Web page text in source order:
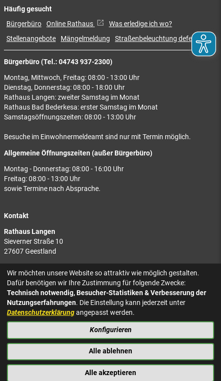
Bürgerbüro (Tel.: 04743 937-2300)
Montag, Mittwoch, Freitag: 08:00 - 13:00 Uhr
Dienstag, Donnerstag: 08:00 - 18:00 Uhr
Rathaus Langen: zweiter Samstag im Monat
Rathaus Bad Bederkesa: erster Samstag im Monat
Samstagsöffnungszeiten: 08:00 - 13:00 Uhr
Besuche im Einwohnermeldeamt sind nur mit Termin möglich.
Allgemeine Öffnungszeiten (außer Bürgerbüro)
Montag - Donnerstag: 08:00 - 16:00 Uhr
Freitag: 08:00 - 13:00 Uhr
sowie Termine nach Absprache.
Kontakt
Rathaus Langen
Sieverner Straße 10
27607 Geestland
Rathaus Bad Bederkesa
Am Markt 8
27624 Geestland
Tel.: 04743 937-2300
Häufig gesucht
Bürgerbüro Online Rathaus
Was erledige ich wo?
Stellenangebote
Mängelmeldung Straßenbeleuchtung defekt
KONTAKT
IMPRESSUM
BARRIEREFREIHEIT
NACH OBEN
Wir möchten unsere Website so attraktiv wie möglich gestalten.
Dafür benötigen wir Ihre Zustimmung für folgende Zwecke:
Technisch notwendig, Besucher-Statistiken & Verbesserung der
Nutzungserfahrungen. Die Einstellung kann jederzeit unter
Datenschutzerklärungangepasst werden.
Konfigurieren
Alle ablehnen
Alle akzeptieren